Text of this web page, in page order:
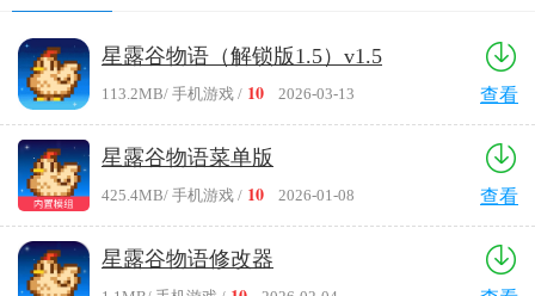
星露谷物语（解锁版1.5）v1.5
113.2MB/ 手机游戏 / 10 2026-03-13 查看
星露谷物语菜单版
425.4MB/ 手机游戏 / 10 2026-01-08 查看
星露谷物语修改器